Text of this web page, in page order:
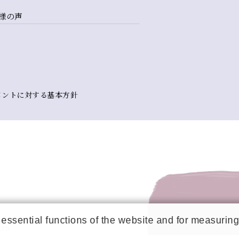
の声
トに対する基本方針
functions of the website and for measuring